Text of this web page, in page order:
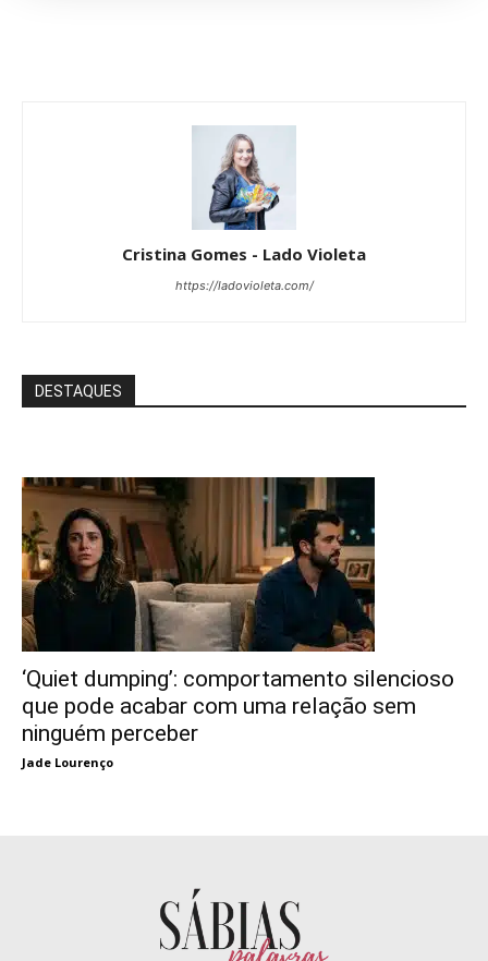
Cristina Gomes - Lado Violeta
https://ladovioleta.com/
DESTAQUES
‘Quiet dumping’: comportamento silencioso
que pode acabar com uma relação sem
ninguém perceber
Jade Lourenço